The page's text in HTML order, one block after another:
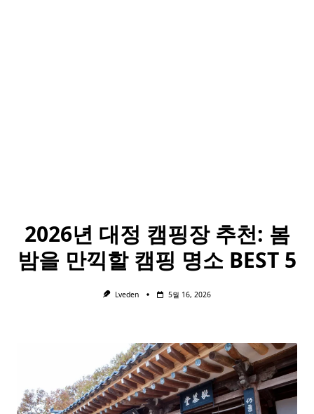
2026년 대정 캠핑장 추천: 봄
밤을 만끽할 캠핑 명소 BEST 5
Lveden 5월 16, 2026